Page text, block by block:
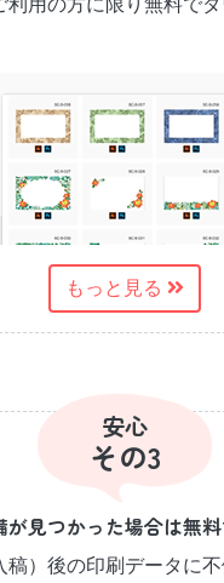
利用の方に限り無料で
もっと見る
安心
その3
が見つかった場合は無
稿）後の印刷データに